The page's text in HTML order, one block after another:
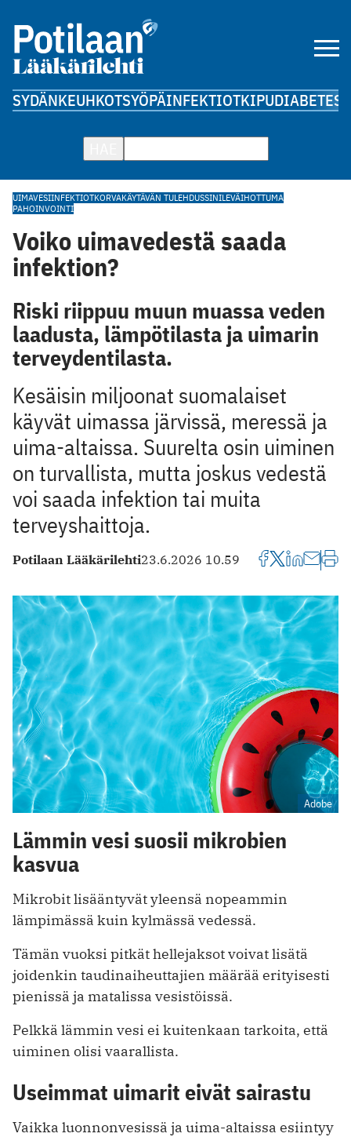
SYDÄNKEUHKOTSYÖPÄINFEKTIOTKIPUDIABETES
UIMAVESIINFEKTIOTKORVAKÄYTÄVÄN TULEHDUSSINILEVÄIHOTTUMA
PAHOINVOINTI
Voiko uimavedestä saada
infektion?
Riski riippuu muun muassa veden
laadusta, lämpötilasta ja uimarin
terveydentilasta.
Kesäisin miljoonat suomalaiset
käyvät uimassa järvissä, meressä ja
uima-altaissa. Suurelta osin uiminen
on turvallista, mutta joskus vedestä
voi saada infektion tai muita
terveyshaittoja.
Potilaan Lääkärilehti23.6.2026 10.59
Adobe
Lämmin vesi suosii mikrobien
kasvua
Mikrobit lisääntyvät yleensä nopeammin
lämpimässä kuin kylmässä vedessä.
Tämän vuoksi pitkät hellejaksot voivat lisätä
joidenkin taudinaiheuttajien määrää erityisesti
pienissä ja matalissa vesistöissä.
Pelkkä lämmin vesi ei kuitenkaan tarkoita, että
uiminen olisi vaarallista.
Useimmat uimarit eivät sairastu
Vaikka luonnonvesissä ja uima-altaissa esiintyy